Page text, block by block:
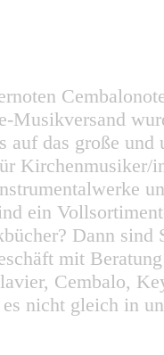
Musikversand
auf das große
ein
Dann
mit
Cembalo,
nicht gleich in